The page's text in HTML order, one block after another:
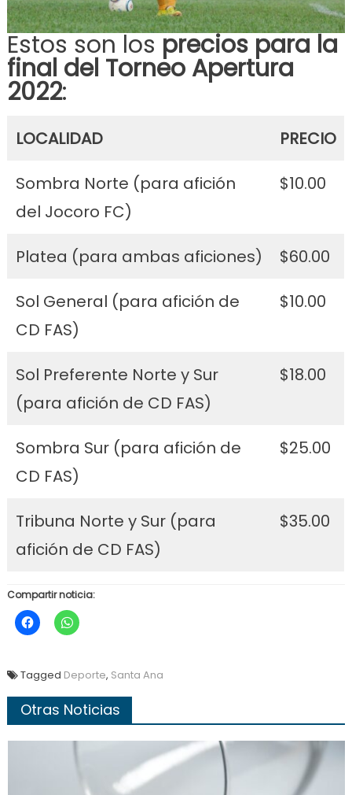
Estos son los precios para la
final del Torneo Apertura
2022:
LOCALIDAD PRECIO
Sombra Norte (para afición
del Jocoro FC)
$10.00
Platea (para ambas aficiones) $60.00
Sol General (para afición de
CD FAS)
$10.00
Sol Preferente Norte y Sur
(para afición de CD FAS)
$18.00
Sombra Sur (para afición de
CD FAS)
$25.00
Tribuna Norte y Sur (para
afición de CD FAS)
$35.00
Compartir noticia:
Tagged Deporte, Santa Ana
Otras Noticias